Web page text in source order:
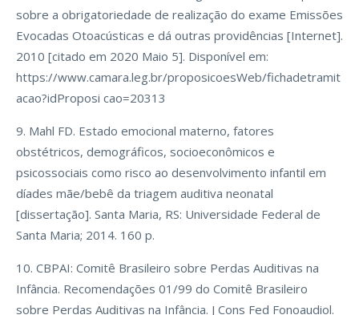
sobre a obrigatoriedade de realização do exame Emissões
Evocadas Otoacústicas e dá outras providências [Internet].
2010 [citado em 2020 Maio 5]. Disponível em:
https://www.camara.leg.br/proposicoesWeb/fichadetramit
acao?idProposi cao=20313
9. Mahl FD. Estado emocional materno, fatores
obstétricos, demográficos, socioeconômicos e
psicossociais como risco ao desenvolvimento infantil em
díades mãe/bebê da triagem auditiva neonatal
[dissertação]. Santa Maria, RS: Universidade Federal de
Santa Maria; 2014. 160 p.
10. CBPAI: Comitê Brasileiro sobre Perdas Auditivas na
Infância. Recomendações 01/99 do Comitê Brasileiro
sobre Perdas Auditivas na Infância. J Cons Fed Fonoaudiol.